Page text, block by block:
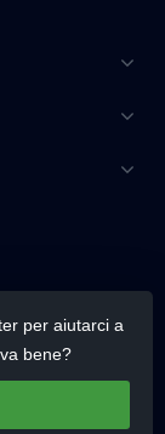
per aiutarci a
bene?